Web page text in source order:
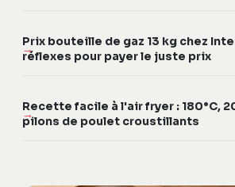
Prix bouteille de gaz 13 kg chez
réflexes pour payer le juste prix
Recette facile à l'air fryer : 180°C,
pilons de poulet croustillants